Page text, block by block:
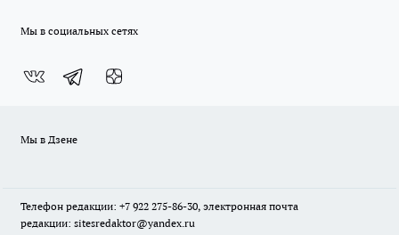
Мы в социальных сетях
Мы в Дзене
Телефон редакции: +7 922 275-86-30, электронная почта
редакции: sitesredaktor@yandex.ru